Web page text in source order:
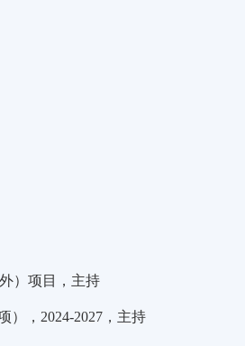
）项目，主持
）， 2024-2027 ，主持